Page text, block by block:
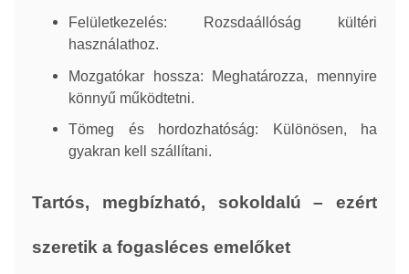
Felületkezelés: Rozsdaállóság kültéri
használathoz.
Mozgatókar hossza: Meghatározza, mennyire
könnyű működtetni.
Tömeg és hordozhatóság: Különösen, ha
gyakran kell szállítani.
Tartós, megbízható, sokoldalú – ezért
szeretik a fogasléces emelőket